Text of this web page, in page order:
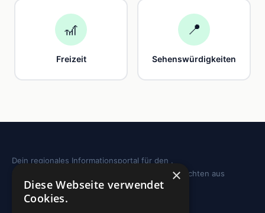
🎢
Freizeit
📍
Sehenswürdigkeiten
Dein regionales Informationsportal für den .
Sehenswürdigkeiten, Ausflugstipps und Geschichten aus
deiner Region.
×
Diese Webseite verwendet
Cookies.